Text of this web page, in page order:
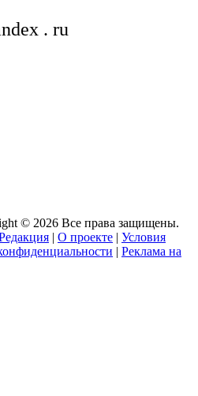
. ru
© 2026 Все права защищены.
| О проекте | Условия
| Реклама на